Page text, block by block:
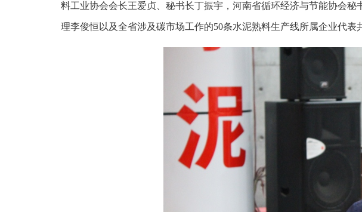
料工业协会会长王爱贞、秘书长丁振宇，河南省循环经济与节能协会
理李俊恒以及全省涉及碳市场工作的50条水泥熟料生产线所属企业代表